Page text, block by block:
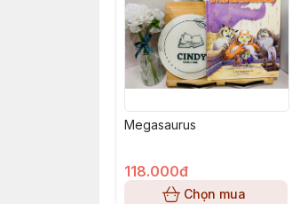
Megasaurus
118.000đ
Chọn mua